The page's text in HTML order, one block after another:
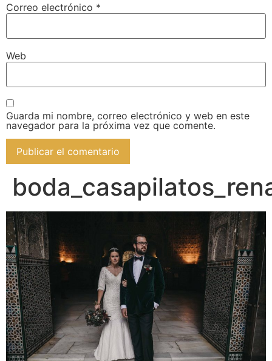
Correo electrónico *
Web
Guarda mi nombre, correo electrónico y web en este
navegador para la próxima vez que comente.